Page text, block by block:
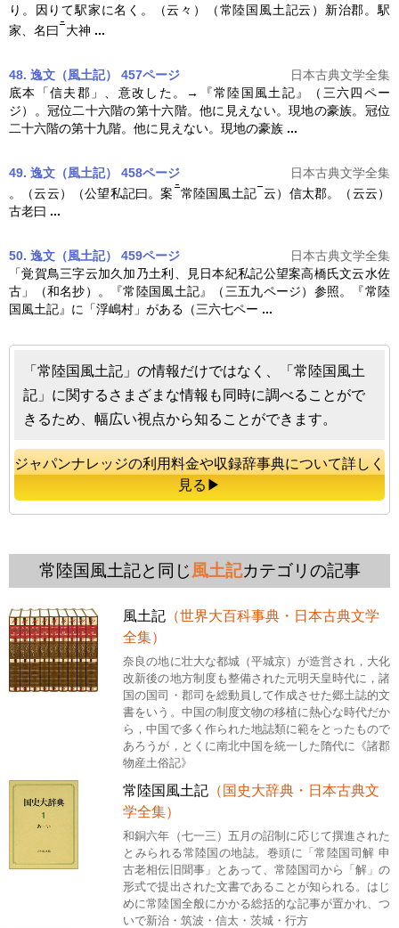
り。因りて駅家に名く。（云々）（常陸国風土記云）新治郡。駅
家、名曰
大神 ...
48. 逸文（風土記） 457ページ
日本古典文学全集
底本「信夫郡」、意改した。→『常陸国風土記 』（三六四ペー
ジ）。冠位二十六階の第十六階。他に見えない。現地の豪族。冠位
二十六階の第十九階。他に見えない。現地の豪族 ...
49. 逸文（風土記） 458ページ
日本古典文学全集
。（云云）（公望私記曰。案
常陸国風土記 云）信太郡。（云云）
古老曰 ...
50. 逸文（風土記） 459ページ
日本古典文学全集
「覚賀鳥三字云加久加乃土利、見日本紀私記公望案高橋氏文云水佐
古」（和名抄）。『常陸国風土記』（三五九ページ）参照。『常陸
国風土記』に「浮嶋村」がある（三六七ペー ...
「常陸国風土記」の情報だけではなく、「常陸国風土
記」に関するさまざまな情報も同時に調べることがで
きるため、幅広い視点から知ることができます。
ジャパンナレッジの利用料金や収録辞事典について詳しく
見る▶
常陸国風土記と同じ 風土記カテゴリの記事
風土記 （世界大百科事典・日本古典文学
全集）
奈良の地に壮大な都城（平城京）が造営され，大化
改新後の地方制度も整備された元明天皇時代に，諸
国の国司・郡司を総動員して作成させた郷土誌的文
書をいう。中国の制度文物の移植に熱心な時代だか
ら，中国で多く作られた地誌類に範をとったもので
あろうが，とくに南北中国を統一した隋代に《諸郡
物産土俗記》
常陸国風土記 （国史大辞典・日本古典文
学全集）
和銅六年（七一三）五月の詔制に応じて撰進された
とみられる常陸国の地誌。巻頭に「常陸国司解 申
古老相伝旧聞事」とあって、常陸国司から「解」の
形式で提出された文書であることが知られる。はじ
めに常陸国全般にかかる総括的な記事が置かれ、つ
いで新治・筑波・信太・茨城・行方